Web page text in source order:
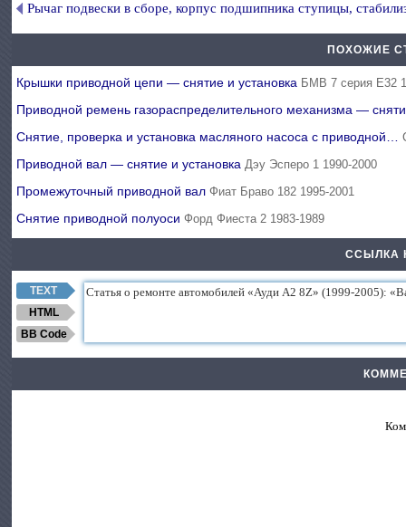
Рычаг подвески в сборе, корпус подшипника ступицы,
ПОХОЖИЕ
Крышки приводной цепи — снятие и установка БМВ 7 серия Е32
Приводной ремень газораспределительного механизма —
Снятие, проверка и установка масляного насоса с приводной…
Приводной вал — снятие и установка Дэу Эсперо 1 1990-2000
Промежуточный приводной валФиат Браво 182 1995-2001
Снятие приводной полуосиФорд Фиеста 2 1983-1989
ССЫЛКА
TEXT
HTML
BB Code